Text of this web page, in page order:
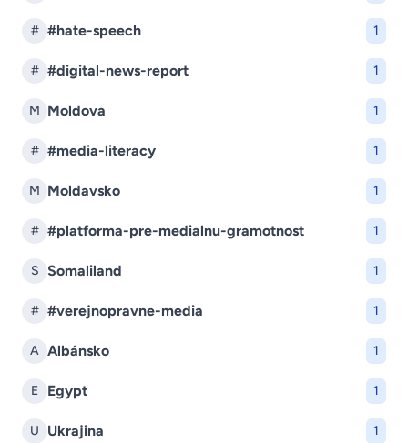
# #hate-speech 1
# #digital-news-report 1
M Moldova 1
# #media-literacy 1
M Moldavsko 1
# #platforma-pre-medialnu-gramotnost 1
S Somaliland 1
# #verejnopravne-media 1
A Albánsko 1
E Egypt 1
U Ukrajina 1